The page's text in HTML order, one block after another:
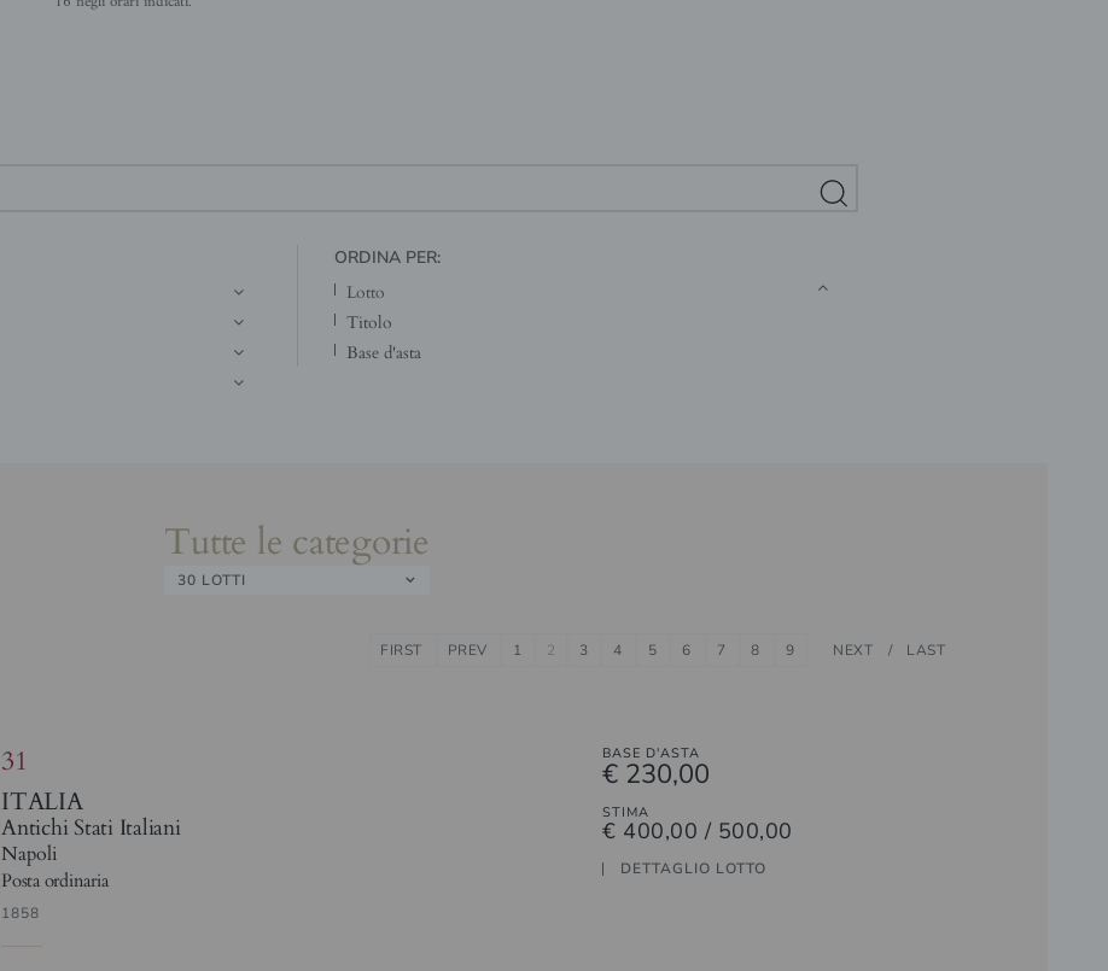
ORDINA PER:
lotto
titolo
base d'asta
Tutte le categorie
30 LOTTI
FIRST PREV 1 2 3 4 5 6 7 8 9 NEXT LAST
31
ITALIA
Antichi Stati Italiani
Napoli
Posta ordinaria
1858
BASE D'ASTA
€ 230,00
STIMA
€ 400,00 / 500,00
DETTAGLIO LOTTO